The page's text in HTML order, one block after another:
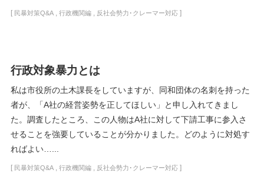
[ 民暴対策Q&A, 行政機関編, 反社会勢力･クレーマー対応]
行政対象暴力とは
私は市役所の土木課長をしていますが、同和団体の名刺を持った
者が、「A社の経営姿勢を正してほしい」と申し入れてきまし
た。調査したところ、この人物はA社に対して下請工事に参入さ
せることを強要していることが分かりました。どのように対処す
ればよい…...
[ 民暴対策Q&A, 行政機関編, 反社会勢力･クレーマー対応]